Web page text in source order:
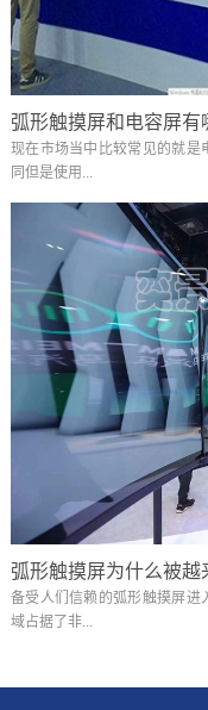
弧形触摸屏和电容屏有
现在市场当中比较常见的就是
同但是使用...
弧形触摸屏为什么被越
备受人们信赖的弧形触摸屏进
域占据了非...